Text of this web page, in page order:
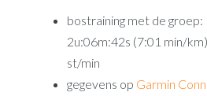
bostraining met de groep:
2u:06m:42s (7:01 min/
st/min
gegevens op Garmin